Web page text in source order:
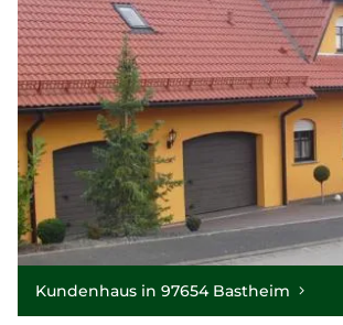
Kundenhaus in 97654 Bastheim